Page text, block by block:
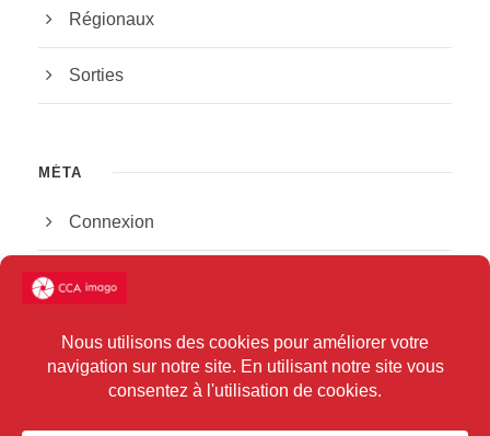
Régionaux
Sorties
MÉTA
Connexion
Flux des publications
Flux des commentaires
Site de WordPress-FR